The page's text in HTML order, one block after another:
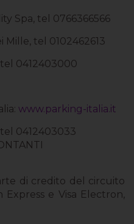
Spa, tel 0766366566
Mille, tel 0102462613
0412403000
www.parking-italia.it
0412403033
di credito del circuito
Express e Visa Electron,